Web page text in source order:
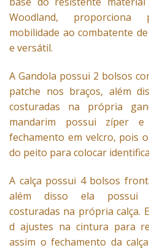
Woodland,
mobilidade ao combatente
e versátil.
A Gandola possui 2 bolsos
patche nos braços, além
costuradas na própria
mandarim possui zíper
fechamento em velcro, pois
do peito para colocar
A calça possui 4 bolsos
além disso ela possui
costuradas na própria calça.
d ajustes na cintura para
assim o fechamento da